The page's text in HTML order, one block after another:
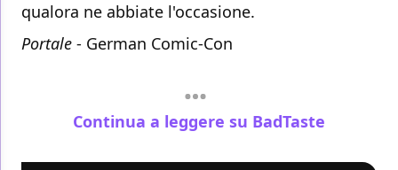
qualora ne abbiate l'occasione.
Portale - German Comic-Con
Continua a leggere su BadTaste